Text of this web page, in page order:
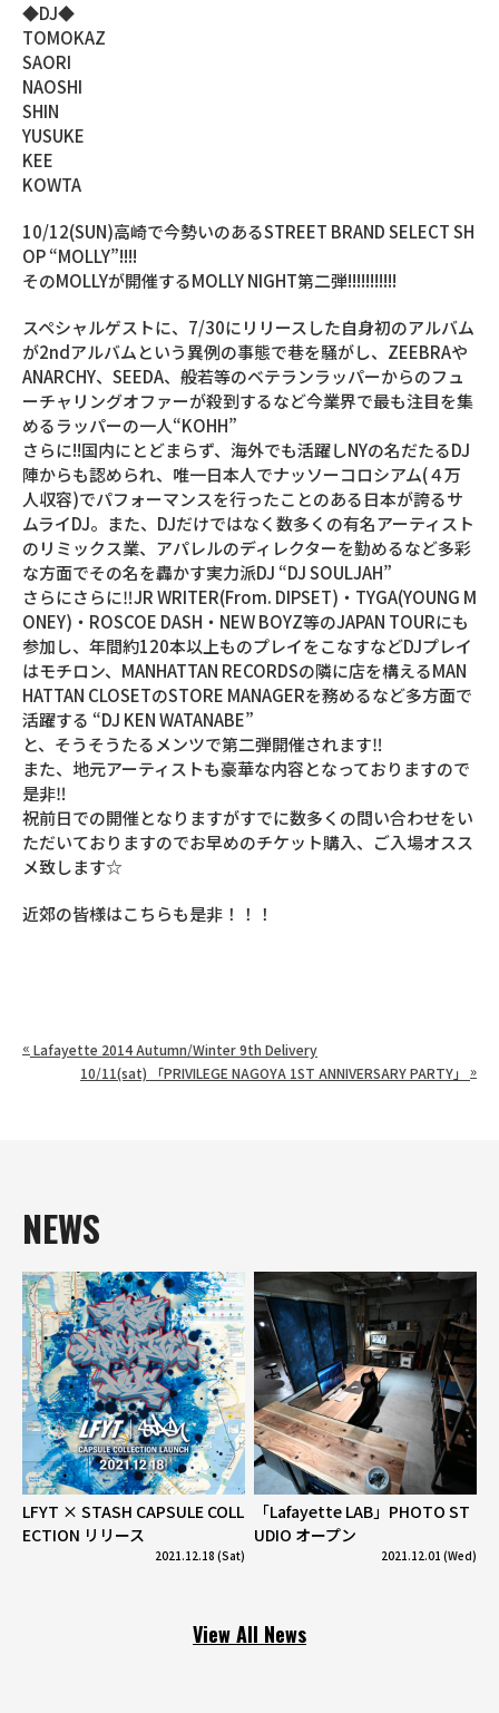
◆DJ◆
TOMOKAZ
SAORI
NAOSHI
SHIN
YUSUKE
KEE
KOWTA
10/12(SUN)高崎で今勢いのあるSTREET BRAND SELECT SH
OP “MOLLY”!!!!
そのMOLLYが開催するMOLLY NIGHT第二弾!!!!!!!!!!!
スペシャルゲストに、7/30にリリースした自身初のアルバム
が2ndアルバムという異例の事態で巷を騒がし、ZEEBRAや
ANARCHY、SEEDA、般若等のベテランラッパーからのフュ
ーチャリングオファーが殺到するなど今業界で最も注目を集
めるラッパーの一人“KOHH”
さらに!!国内にとどまらず、海外でも活躍しNYの名だたるDJ
陣からも認められ、唯一日本人でナッソーコロシアム(４万
人収容)でパフォーマンスを行ったことのある日本が誇るサ
ムライDJ。また、DJだけではなく数多くの有名アーティスト
のリミックス業、アパレルのディレクターを勤めるなど多彩
な方面でその名を轟かす実力派DJ “DJ SOULJAH”
さらにさらに‼JR WRITER(From. DIPSET)・TYGA(YOUNG M
ONEY)・ROSCOE DASH・NEW BOYZ等のJAPAN TOURにも
参加し、年間約120本以上ものプレイをこなすなどDJプレイ
はモチロン、MANHATTAN RECORDSの隣に店を構えるMAN
HATTAN CLOSETのSTORE MANAGERを務めるなど多方面で
活躍する “DJ KEN WATANABE”
と、そうそうたるメンツで第二弾開催されます‼
また、地元アーティストも豪華な内容となっておりますので
是非‼
祝前日での開催となりますがすでに数多くの問い合わせをい
ただいておりますのでお早めのチケット購入、ご入場オスス
メ致します☆
近郊の皆様はこちらも是非！！！
« Lafayette 2014 Autumn/Winter 9th Delivery
10/11(sat) 「PRIVILEGE NAGOYA 1ST ANNIVERSARY PARTY」 »
NEWS
LFYT × STASH CAPSULE COLL
ECTION リリース
2021.12.18 (Sat)
「Lafayette LAB」PHOTO ST
UDIO オープン
2021.12.01 (Wed)
View All News